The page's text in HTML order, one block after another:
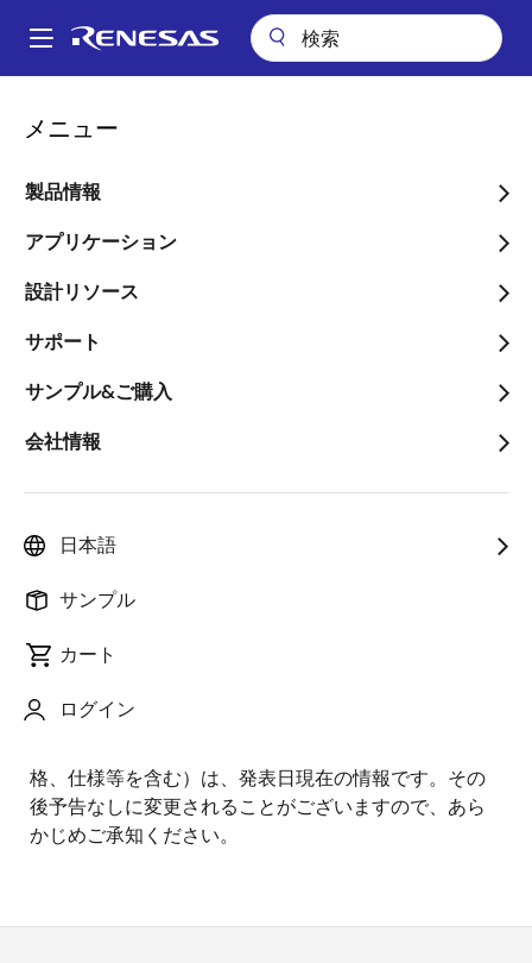
ン
Main
メニュー
製品情報
アプリケーション
設計リソース
サポート
サンプル&ご購入
会社情報
日本語
サンプル
カート
ログイン
パ
ン
く
ず
「熊本県熊本地方地震」による当社事業活動への影響について
「熊本県熊本地方地震」に
よる当社事業活動への影響
について
の地震が発生しましたが、震源付近の当社の関係会
び物的被害はございません。
また、本地震によるサプライヤ様、協力会社様等を
響の報告は受けておりません。
格、仕様等を含む）は、発表日現在の情報です。その
後予告なしに変更されることがございますので、あら
かじめご承知ください。